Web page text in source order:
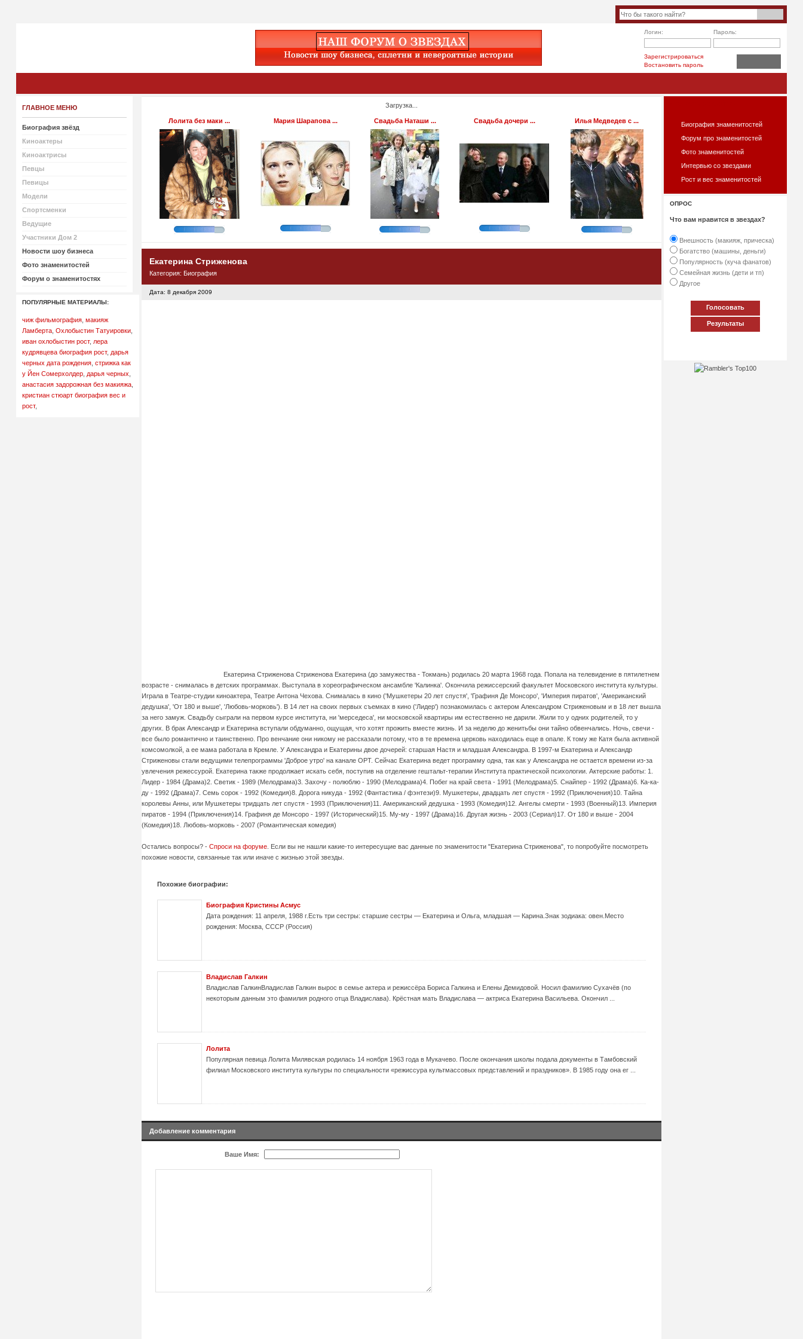
Логин: Пароль:
Зарегистрироваться
Востановить пароль
ГЛАВНОЕ МЕНЮ
Биография звёзд
Киноактеры
Киноактрисы
Певцы
Певицы
Модели
Спортсменки
Ведущие
Участники Дом 2
Новости шоу бизнеса
Фото знаменитостей
Форум о знаменитостях
ПОПУЛЯРНЫЕ МАТЕРИАЛЫ:
чиж фильмография, макияж
Ламберта, Охлобыстин Татуировки,
иван охлобыстин рост, лера
кудрявцева биография рост, дарья
черных дата рождения, стрижка как
у Йен Сомерхолдер, дарья черных
анастасия задорожная без макияжа,
кристиан стюарт биография вес и
рост,
Загрузка...
Лолита без маки ... Мария Шарапова ... Свадьба Наташи ... Свадьба дочери ... Илья Медведев с ...
Екатерина Стриженова
Категория: Биография
Дата: 8 декабря 2009
Екатерина Стриженова Стриженова Екатерина (до замужества - Токмань) родилась 20 марта 1968 года. Попала на телевидение в пятилетнем
возрасте - снималась в детских программах. Выступала в хореографическом ансамбле 'Калинка'. Окончила режиссерский факультет Московского института культуры.
Играла в Театре-студии киноактера, Театре Антона Чехова. Снималась в кино ('Мушкетеры 20 лет спустя', 'Графиня Де Монсоро', 'Империя пиратов', 'Американский
дедушка', 'От 180 и выше', 'Любовь-морковь'). В 14 лет на своих первых съемках в кино ('Лидер') познакомилась с актером Александром Стриженовым и в 18 лет вышла
за него замуж. Свадьбу сыграли на первом курсе института, ни 'мерседеса', ни московской квартиры им естественно не дарили. Жили то у одних родителей, то у
других. В брак Александр и Екатерина вступали обдуманно, ощущая, что хотят прожить вместе жизнь. И за неделю до женитьбы они тайно обвенчались. Ночь, свечи -
все было романтично и таинственно. Про венчание они никому не рассказали потому, что в те времена церковь находилась еще в опале. К тому же Катя была активной
комсомолкой, а ее мама работала в Кремле. У Александра и Екатерины двое дочерей: старшая Настя и младшая Александра. В 1997-м Екатерина и Александр
Стриженовы стали ведущими телепрограммы 'Доброе утро' на канале ОРТ. Сейчас Екатерина ведет программу одна, так как у Александра не остается времени из-за
увлечения режессурой. Екатерина также продолжает искать себя, поступив на отделение гештальт-терапии Института практической психологии. Актерские работы: 1.
Лидер - 1984 (Драма)2. Светик - 1989 (Мелодрама)3. Захочу - полюблю - 1990 (Мелодрама)4. Побег на край света - 1991 (Мелодрама)5. Снайпер - 1992 (Драма)6. Ка-ка-
ду - 1992 (Драма)7. Семь сорок - 1992 (Комедия)8. Дорога никуда - 1992 (Фантастика / фэнтези)9. Мушкетеры, двадцать лет спустя - 1992 (Приключения)10. Тайна
королевы Анны, или Мушкетеры тридцать лет спустя - 1993 (Приключения)11. Американский дедушка - 1993 (Комедия)12. Ангелы смерти - 1993 (Военный)13. Империя
пиратов - 1994 (Приключения)14. Графиня де Монсоро - 1997 (Исторический)15. Му-му - 1997 (Драма)16. Другая жизнь - 2003 (Сериал)17. От 180 и выше - 2004
(Комедия)18. Любовь-морковь - 2007 (Романтическая комедия)
Остались вопросы? - Спроси на форуме. Если вы не нашли какие-то интересущие вас данные по знаменитости "Екатерина Стриженова", то попробуйте посмотреть
похожие новости, связанные так или иначе с жизнью этой звезды.
Похожие биографии:
Биография Кристины Асмус
Дата рождения: 11 апреля, 1988 г.Есть три сестры: старшие сестры — Екатерина и Ольга, младшая — Карина.Знак зодиака: овен.Место
рождения: Москва, СССР (Россия)
Владислав Галкин
Владислав ГалкинВладислав Галкин вырос в семье актера и режиссёра Бориса Галкина и Елены Демидовой. Носил фамилию Сухачёв (по
некоторым данным это фамилия родного отца Владислава). Крёстная мать Владислава — актриса Екатерина Васильева. Окончил ...
Лолита
Популярная певица Лолита Милявская родилась 14 ноября 1963 года в Мукачево. После окончания школы подала документы в Тамбовский
филиал Московского института культуры по специальности «режиссура культмассовых представлений и праздников». В 1985 году она ег ...
Добавление комментария
Ваше Имя:
Биография знаменитостей
Форум про знаменитостей
Фото знаменитостей
Интервью со звездами
Рост и вес знаменитостей
ОПРОС
Что вам нравится в звездах?
Внешность (макияж, прическа)
Богатство (машины, деньги)
Популярность (куча фанатов)
Семейная жизнь (дети и тп)
Другое
Голосовать
Результаты